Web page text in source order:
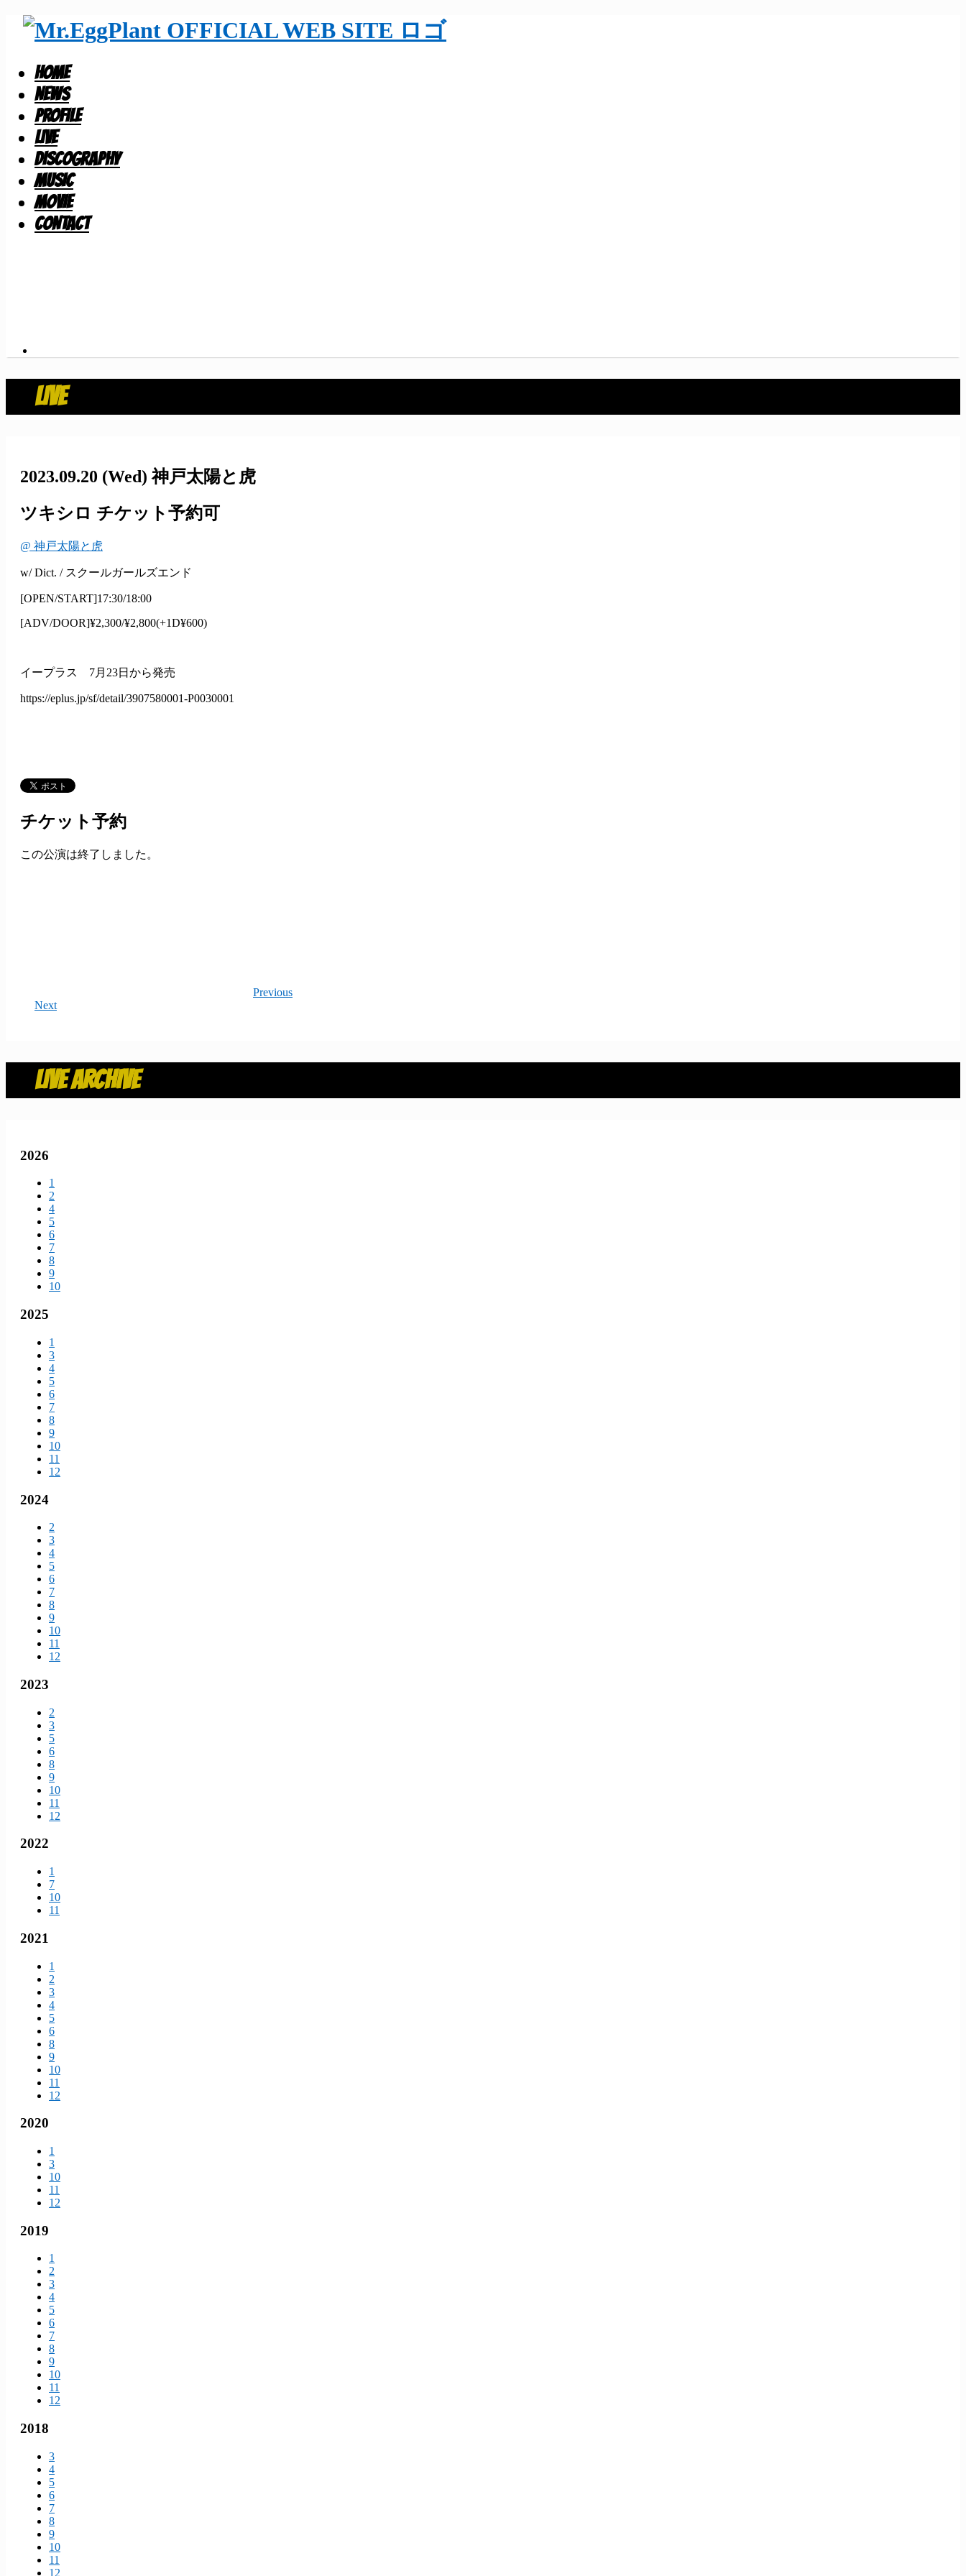
HOME
NEWS
PROFILE
LIVE
DISCOGRAPHY
MUSIC
MOVIE
CONTACT
LIVE
2023.09.20 (Wed) 神戸太陽と虎
ツキシロ チケット予約可
@ 神戸太陽と虎
w/ Dict. / スクールガールズエンド
[OPEN/START]17:30/18:00
[ADV/DOOR]¥2,300/¥2,800(+1D¥600)
イープラス 7月23日から発売
https://eplus.jp/sf/detail/3907580001-P0030001
チケット予約
この公演は終了しました。
Previous
Next
LIVE ARCHIVE
2026
1
2
4
5
6
7
8
9
10
2025
1
3
4
5
6
7
8
9
10
11
12
2024
2
3
4
5
6
7
8
9
10
11
12
2023
2
3
5
6
8
9
10
11
12
2022
1
7
10
11
2021
1
2
3
4
5
6
8
9
10
11
12
2020
1
3
10
11
12
2019
1
2
3
4
5
6
7
8
9
10
11
12
2018
3
4
5
6
7
8
9
10
11
12